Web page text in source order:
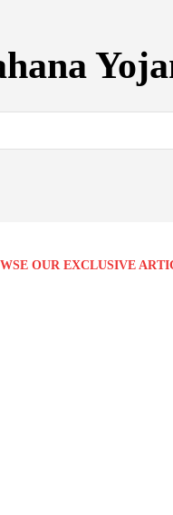
OUR EXCLUSIVE